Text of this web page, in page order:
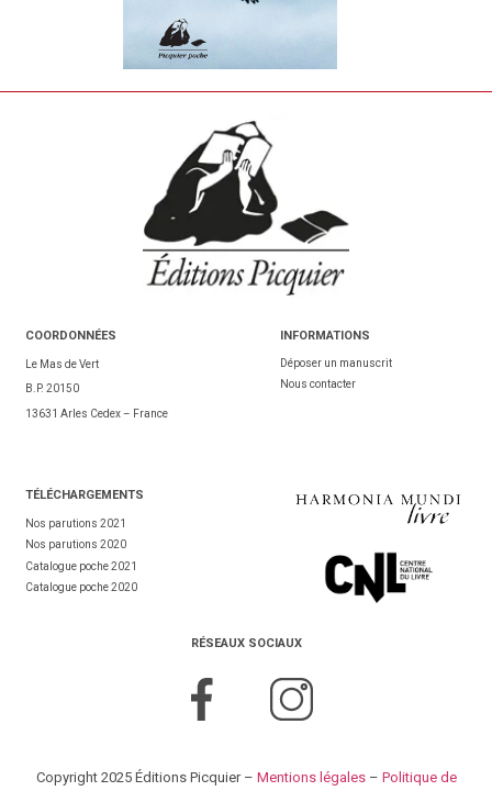
COORDONNÉES
Le Mas de Vert
B.P. 20150
13631 Arles Cedex – France
INFORMATIONS
Déposer un manuscrit
Nous contacter
TÉLÉCHARGEMENTS
Nos parutions 2021
Nos parutions 2020
Catalogue poche 2021
Catalogue poche 2020
RÉSEAUX SOCIAUX
Copyright 2025 Éditions Picquier – Mentions légales– Politique de